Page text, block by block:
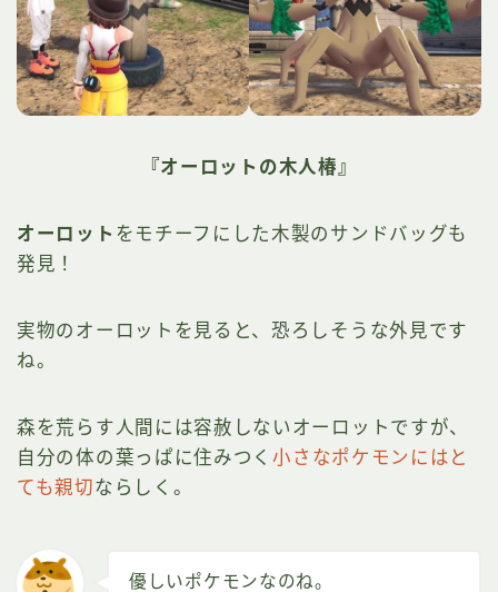
『オーロットの木人椿』
オーロット をモチーフにした木製のサンドバッグも
発見！
実物のオーロットを見ると、恐ろしそうな外見です
ね。
森を荒らす人間には容赦しないオーロットですが、
自分の体の葉っぱに住みつく小さなポケモンにはと
ても親切ならしく。
優しいポケモンなのね。